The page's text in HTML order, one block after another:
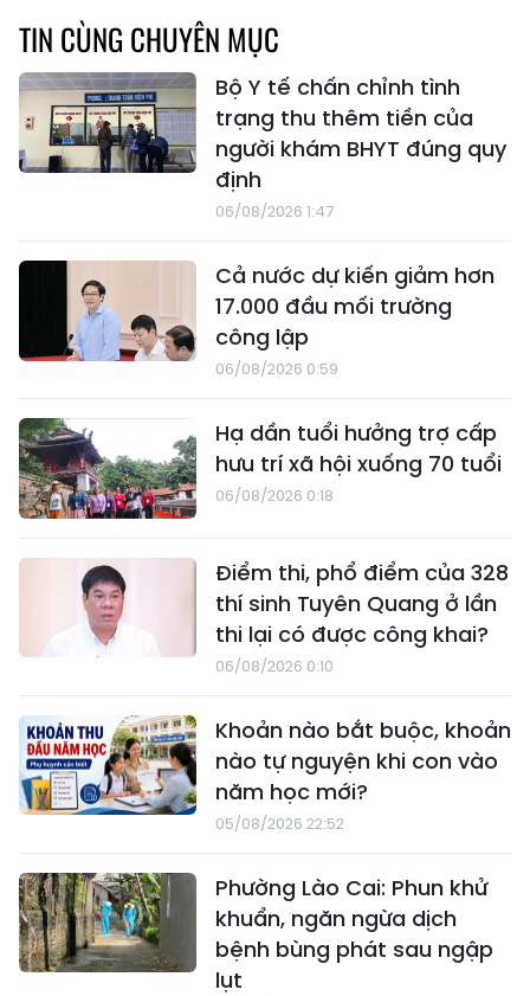
TIN CÙNG CHUYÊN MỤC
Bộ Y tế chấn chỉnh tình
trạng thu thêm tiền của
người khám BHYT đúng quy
định
06/08/2026 1:47
Cả nước dự kiến giảm hơn
17.000 đầu mối trường
công lập
06/08/2026 0:59
Hạ dần tuổi hưởng trợ cấp
hưu trí xã hội xuống 70 tuổi
06/08/2026 0:18
Điểm thi, phổ điểm của 328
thí sinh Tuyên Quang ở lần
thi lại có được công khai?
06/08/2026 0:10
Khoản nào bắt buộc, khoản
nào tự nguyện khi con vào
năm học mới?
05/08/2026 22:52
Phường Lào Cai: Phun khử
khuẩn, ngăn ngừa dịch
bệnh bùng phát sau ngập
lụt